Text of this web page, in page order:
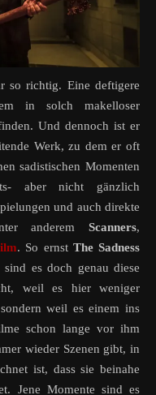
so richtig. Eine deftigere
in solch makelloser
Und dennoch ist er
Werk, zu dem er oft
sadistischen Momenten
aber nicht gänzlich
und auch direkte
anderem Scanners,
. So ernst The Sadness
es doch genau diese
weil es hier weniger
weil es einem ins
schon lange vor ihm
wieder Szenen gibt, in
ist, dass sie beinahe
Jene Momente sind es